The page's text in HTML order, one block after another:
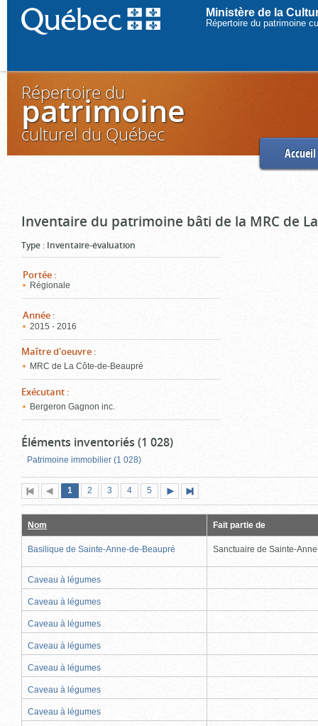
Ministère de la
Répertoire du patrimoine
Répertoire du
patrimoine
culturel du Québec
Accueil
Inventaire du patrimoine bâti de la MRC de
Type : Inventaire-évaluation
Portée :
Régionale
Année :
2015 - 2016
Maître d'oeuvre :
MRC de La Côte-de-Beaupré
Exécutant :
Bergeron Gagnon inc.
Éléments inventoriés (1 028)
Patrimoine immobilier (1 028)
Première
page
Page
précédente
Page
1 (page
actuelle)
Page
2 Page
3 Page
4 Page
5
suivante
page
Nom Fait partie de
Basilique de Sainte-Anne-de-Beaupré Sanctuaire de Sainte-
Caveau à légumes
Caveau à légumes
Caveau à légumes
Caveau à légumes
Caveau à légumes
Caveau à légumes
Caveau à légumes